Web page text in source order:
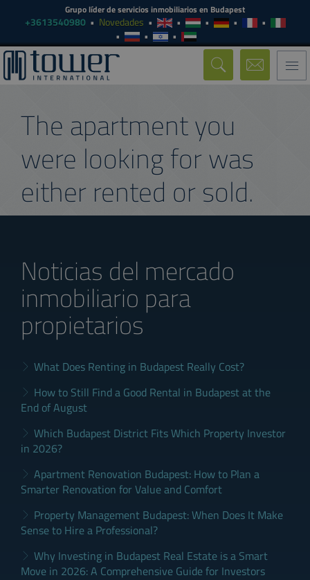
Grupo líder de servicios inmobiliarios en Budapest
+3613540980 Novedades
The apartment you
were looking for was
either rented or sold.
Noticias del mercado
inmobiliario para
propietarios
What Does Renting in Budapest Really Cost?
How to Still Find a Good Rental in Budapest at the
End of August
Which Budapest District Fits Which Property Investor
in 2026?
Apartment Renovation Budapest: How to Plan a
Smarter Renovation for Value and Comfort
Property Management Budapest: When Does It Make
Sense to Hire a Professional?
Why Investing in Budapest Real Estate is a Smart
Move in 2026: A Comprehensive Guide for Investors